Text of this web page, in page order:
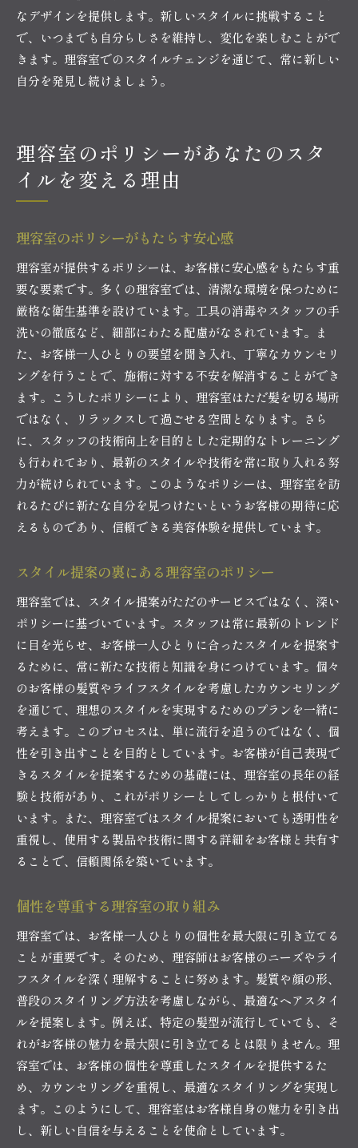
なデザインを提供します。新しいスタイルに挑戦すること
で、いつまでも自分らしさを維持し、変化を楽しむことがで
きます。理容室でのスタイルチェンジを通じて、常に新しい
自分を発見し続けましょう。
理容室のポリシーがあなたのスタ
イルを変える理由
理容室のポリシーがもたらす安心感
理容室が提供するポリシーは、お客様に安心感をもたらす重
要な要素です。多くの理容室では、清潔な環境を保つために
厳格な衛生基準を設けています。工具の消毒やスタッフの手
洗いの徹底など、細部にわたる配慮がなされています。ま
た、お客様一人ひとりの要望を聞き入れ、丁寧なカウンセリ
ングを行うことで、施術に対する不安を解消することができ
ます。こうしたポリシーにより、理容室はただ髪を切る場所
ではなく、リラックスして過ごせる空間となります。さら
に、スタッフの技術向上を目的とした定期的なトレーニング
も行われており、最新のスタイルや技術を常に取り入れる努
力が続けられています。このようなポリシーは、理容室を訪
れるたびに新たな自分を見つけたいというお客様の期待に応
えるものであり、信頼できる美容体験を提供しています。
スタイル提案の裏にある理容室のポリシー
理容室では、スタイル提案がただのサービスではなく、深い
ポリシーに基づいています。スタッフは常に最新のトレンド
に目を光らせ、お客様一人ひとりに合ったスタイルを提案す
るために、常に新たな技術と知識を身につけています。個々
のお客様の髪質やライフスタイルを考慮したカウンセリング
を通じて、理想のスタイルを実現するためのプランを一緒に
考えます。このプロセスは、単に流行を追うのではなく、個
性を引き出すことを目的としています。お客様が自己表現で
きるスタイルを提案するための基礎には、理容室の長年の経
験と技術があり、これがポリシーとしてしっかりと根付いて
います。また、理容室ではスタイル提案においても透明性を
重視し、使用する製品や技術に関する詳細をお客様と共有す
ることで、信頼関係を築いています。
個性を尊重する理容室の取り組み
理容室では、お客様一人ひとりの個性を最大限に引き立てる
ことが重要です。そのため、理容師はお客様のニーズやライ
フスタイルを深く理解することに努めます。髪質や顔の形、
普段のスタイリング方法を考慮しながら、最適なヘアスタイ
ルを提案します。例えば、特定の髪型が流行していても、そ
れがお客様の魅力を最大限に引き立てるとは限りません。理
容室では、お客様の個性を尊重したスタイルを提供するた
め、カウンセリングを重視し、最適なスタイリングを実現し
ます。このようにして、理容室はお客様自身の魅力を引き出
し、新しい自信を与えることを使命としています。